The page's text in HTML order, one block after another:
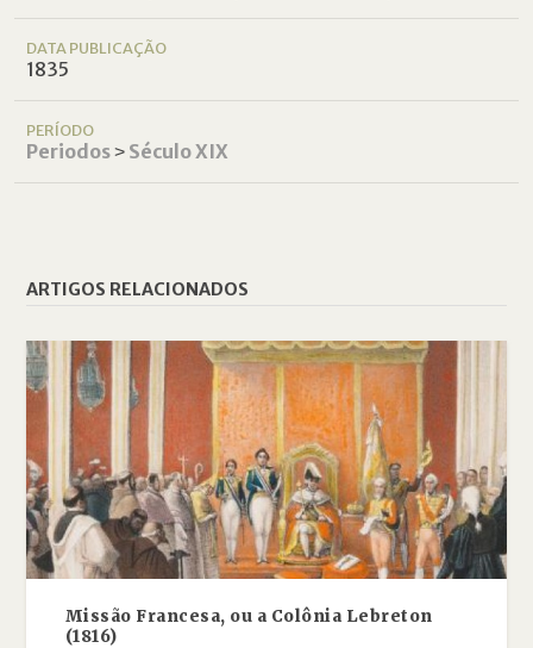
DATA PUBLICAÇÃO
1835
PERÍODO
Periodos˃ Século XIX
ARTIGOS RELACIONADOS
Missão Francesa, ou a Colônia Lebreton
(1816)